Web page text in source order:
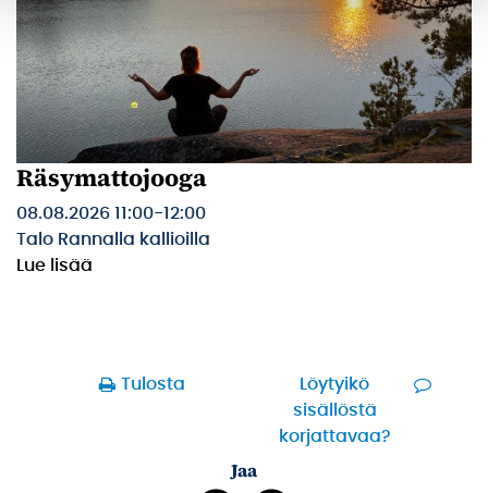
Räsymattojooga
08.08.2026 11:00-12:00
Talo Rannalla kallioilla
Lue lisää
Tulosta
Löytyikö
sisällöstä
korjattavaa?
Jaa